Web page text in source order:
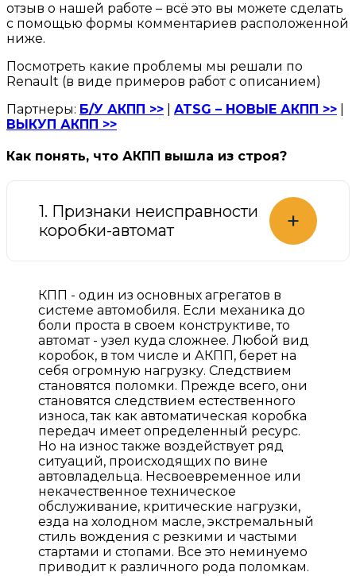
отзыв о нашей работе – всё это вы можете сделать
с помощью формы комментариев расположенной
ниже.
Посмотреть какие проблемы мы решали по
Renault (в виде примеров работ с описанием)
Партнеры: Б/У АКПП >> ATSG – НОВЫЕ АКПП >>
ВЫКУП АКПП >>
Как понять, что АКПП вышла из строя?
1. Признаки неисправности
коробки-автомат
+
КПП - один из основных агрегатов в
системе автомобиля. Если механика до
боли проста в своем конструктиве, то
автомат - узел куда сложнее. Любой вид
коробок, в том числе и АКПП, берет на
себя огромную нагрузку. Следствием
становятся поломки. Прежде всего, они
становятся следствием естественного
износа, так как автоматическая коробка
передач имеет определенный ресурс.
Но на износ также воздействует ряд
ситуаций, происходящих по вине
автовладельца. Несвоевременное или
некачественное техническое
обслуживание, критические нагрузки,
езда на холодном масле, экстремальный
стиль вождения с резкими и частыми
стартами и стопами. Все это неминуемо
приводит к различного рода поломкам.